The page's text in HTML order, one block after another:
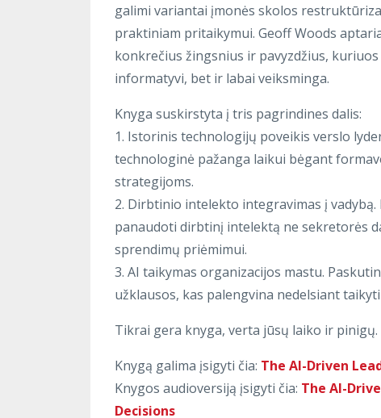
galimi variantai įmonės skolos
praktiniam pritaikymui. Geoff Woods
konkrečius žingsnius ir pavyzdžius,
informatyvi, bet ir labai veiksminga.
Knyga suskirstyta į tris pagrindines dalis:
1. Istorinis technologijų poveikis verslo
technologinė pažanga laikui bėgant
strategijoms.
2. Dirbtinio intelekto integravimas į
panaudoti dirbtinį intelektą ne sekretorės
sprendimų priėmimui.
3. AI taikymas organizacijos mastu.
užklausos, kas palengvina nedelsiant
Tikrai gera knyga, verta jūsų laiko ir
Knygą galima įsigyti čia: The AI-Driven
Knygos audioversiją įsigyti čia: The AI-
Decisions